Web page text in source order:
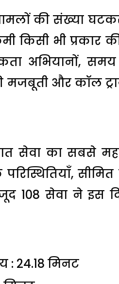
की संख्या
किसी भी प्रकार
अभियानों, समय
मजबूती और कॉल
सेवा का सबसे
परिस्थितियाँ,
108 सेवा ने इस
: 24.18 मिनट